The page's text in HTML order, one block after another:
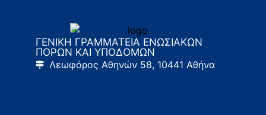
ΓΕΝΙΚΗ ΓΡΑΜΜΑΤΕΙΑ ΕΝΩΣΙΑΚΩΝ
ΠΟΡΩΝ ΚΑΙ ΥΠΟΔΟΜΩΝ
Λεωφόρος Αθηνών 58, 10441 Αθήνα